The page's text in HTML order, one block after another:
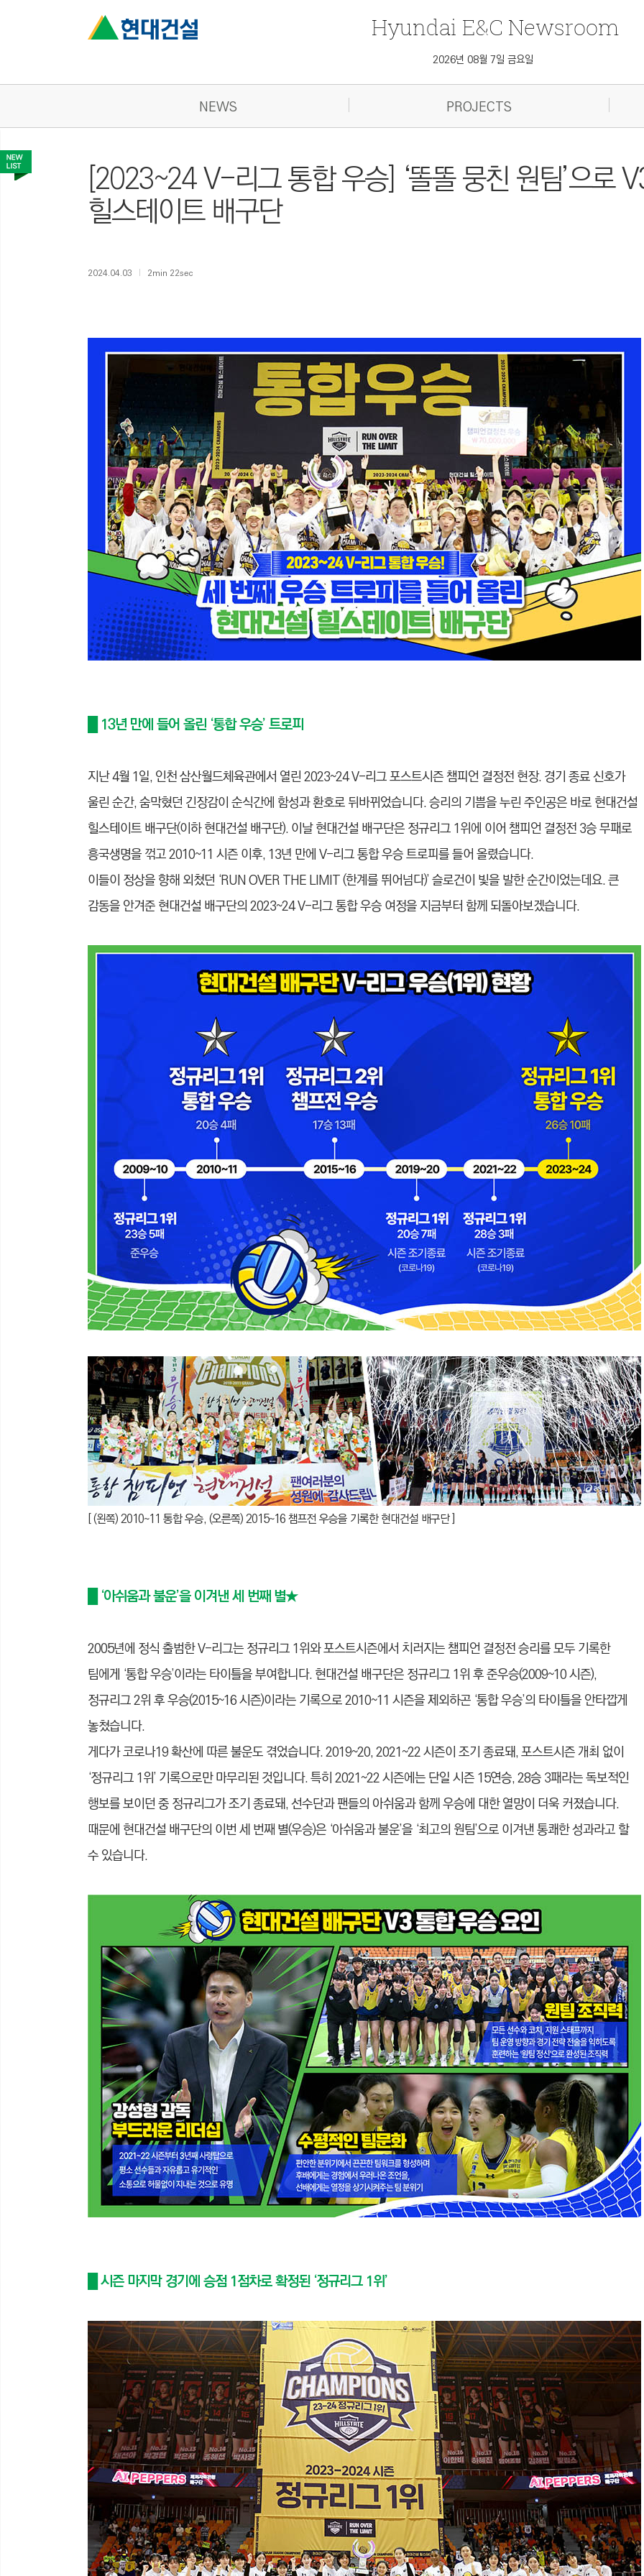
Hyundai E&C Newsroom
2026년 08월 7일 금요일
NEWS PROJECTS
[2023~24 V-리그 통합 우승] ‘똘똘 뭉친 원팀’으로
힐스테이트 배구단
2024.04.03 2min 22sec
█ 13년 만에 들어 올린 ‘통합 우승’ 트로피
지난 4월 1일, 인천 삼산월드체육관에서 열린 2023~24 V-리그 포스트시즌 챔피언 결정전 현장. 경기 종료 신호가
울린 순간, 숨막혔던 긴장감이 순식간에 함성과 환호로 뒤바뀌었습니다. 승리의 기쁨을 누린 주인공은 바로 현대건설
힐스테이트 배구단(이하 현대건설 배구단). 이날 현대건설 배구단은 정규리그 1위에 이어 챔피언 결정전 3승 무패로
흥국생명을 꺾고 2010~11 시즌 이후, 13년 만에 V-리그 통합 우승 트로피를 들어 올렸습니다.
이들이 정상을 향해 외쳤던 ‘RUN OVER THE LIMIT (한계를 뛰어넘다)’ 슬로건이 빛을 발한 순간이었는데요. 큰
감동을 안겨준 현대건설 배구단의 2023~24 V-리그 통합 우승 여정을 지금부터 함께 되돌아보겠습니다.
[ (왼쪽) 2010~11 통합 우승, (오른쪽) 2015~16 챔프전 우승을 기록한 현대건설 배구단 ]
█ ‘아쉬움과 불운’을 이겨낸 세 번째 별★
2005년에 정식 출범한 V-리그는 정규리그 1위와 포스트시즌에서 치러지는 챔피언 결정전 승리를 모두 기록한
팀에게 ‘통합 우승’이라는 타이틀을 부여합니다. 현대건설 배구단은 정규리그 1위 후 준우승(2009~10 시즌),
정규리그 2위 후 우승(2015~16 시즌)이라는 기록으로 2010~11 시즌을 제외하곤 ‘통합 우승’의 타이틀을 안타깝게
놓쳤습니다.
게다가 코로나19 확산에 따른 불운도 겪었습니다. 2019~20, 2021~22 시즌이 조기 종료돼, 포스트시즌 개최 없이
‘정규리그 1위’ 기록으로만 마무리된 것입니다. 특히 2021~22 시즌에는 단일 시즌 15연승, 28승 3패라는 독보적인
행보를 보이던 중 정규리그가 조기 종료돼, 선수단과 팬들의 아쉬움과 함께 우승에 대한 열망이 더욱 커졌습니다.
때문에 현대건설 배구단의 이번 세 번째 별(우승)은 ‘아쉬움과 불운’을 ‘최고의 원팀’으로 이겨낸 통쾌한 성과라고 할
수 있습니다.
█ 시즌 마지막 경기에 승점 1점차로 확정된 ‘정규리그 1위’